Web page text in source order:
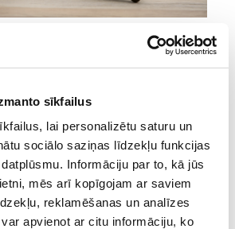
sīkfailus
lai personalizētu saturu un
sociālo saziņas līdzekļu funkcijas
Informāciju par to, kā jūs
mēs arī kopīgojam ar saviem
reklamēšanas un analīzes
apvienot ar citu informāciju, ko
kontroles likumu mēs informējam
iestādes par revīzijās konstatētajiem
ar tiesībaizsardzības
pilnīgu revīziju rezultātu un to
ka tiesību normu pārkāpumu dēļ valstij
mantiski zaudējumi
, kas pārsniedz
sagatavojam un iesniedzam